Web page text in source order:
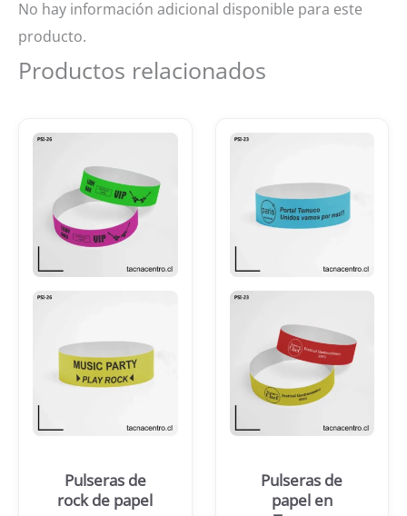
No hay información adicional disponible para este
producto.
Productos relacionados
Pulseras de
rock de papel
Pulseras de
papel en